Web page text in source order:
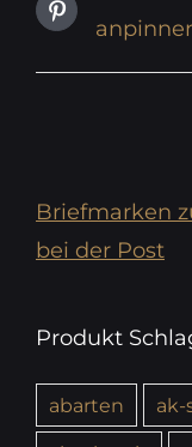
Briefmarken
bei der Post
Produkt
abarten ak-